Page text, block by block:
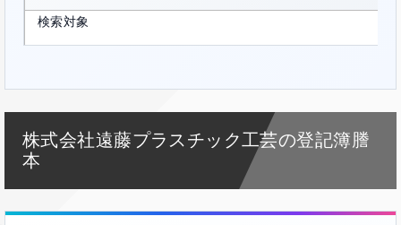
検索対象
株式会社遠藤プラスチック工芸の登記簿謄
本